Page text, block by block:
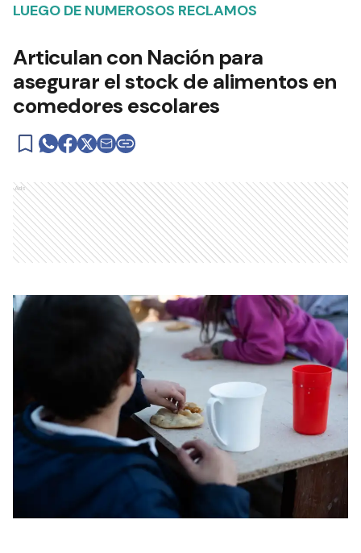
LUEGO DE NUMEROSOS RECLAMOS
Articulan con Nación para
asegurar el stock de alimentos en
comedores escolares
Ads